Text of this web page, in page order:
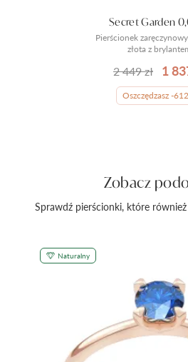
Pierścionek
złota z
Secret Garden
2 449 zł 1
Oszczędzasz -
Zobacz
Sprawdź pierścionki, które
Naturalny